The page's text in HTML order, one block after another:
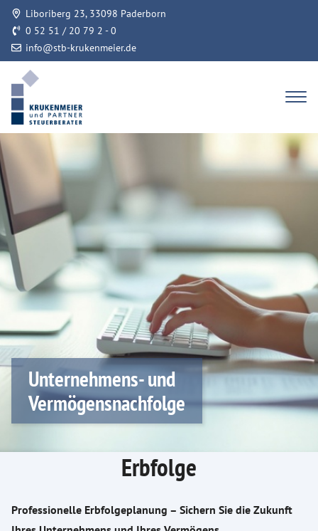
Liboriberg 23, 33098 Paderborn
0 52 51 / 20 79 2 - 0
info@stb-krukenmeier.de
Unternehmens- und
Vermögensnachfolge
Erbfolge
Professionelle Erbfolgeplanung – Sichern Sie die Zukunft